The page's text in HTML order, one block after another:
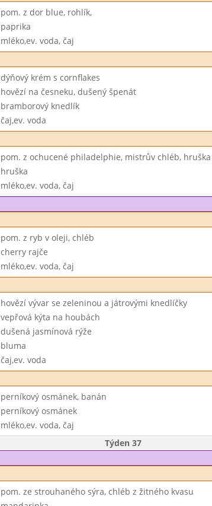
pom. z dor blue, rohlík,
paprika
mléko,ev. voda, čaj
dýňový krém s cornflakes
hovězí na česneku, dušený špenát
bramborový knedlík
čaj,ev. voda
pom. z ochucené philadelphie, mistrův chléb, hruška
hruška
mléko,ev. voda, čaj
pom. z ryb v oleji, chléb
cherry rajče
mléko,ev. voda, čaj
hovězí vývar se zeleninou a játrovými knedlíčky
vepřová kýta na houbách
dušená jasmínová rýže
bluma
čaj,ev. voda
perníkový osmánek, banán
perníkový osmánek
mléko,ev. voda, čaj
Týden 37
pom. ze strouhaného sýra, chléb z žitného kvasu